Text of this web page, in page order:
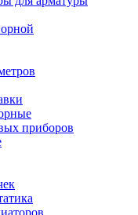
приборов